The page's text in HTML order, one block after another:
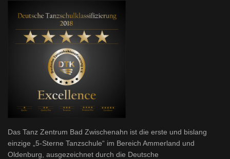
Das Tanz Zentrum Bad Zwischenahn ist die erste und bislang
einzige „5-Sterne Tanzschule“ im Bereich Ammerland und
Oldenburg, ausgezeichnet durch die Deutsche